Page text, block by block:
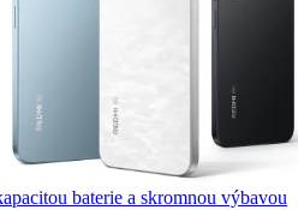
baterie a skromnou výbavou